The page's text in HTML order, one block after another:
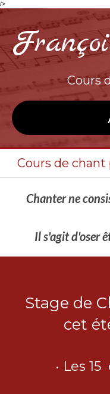
/>
Cours
Cours de chant
Chanter ne
Il s'agit d'oser
Stage de
cet
• Les